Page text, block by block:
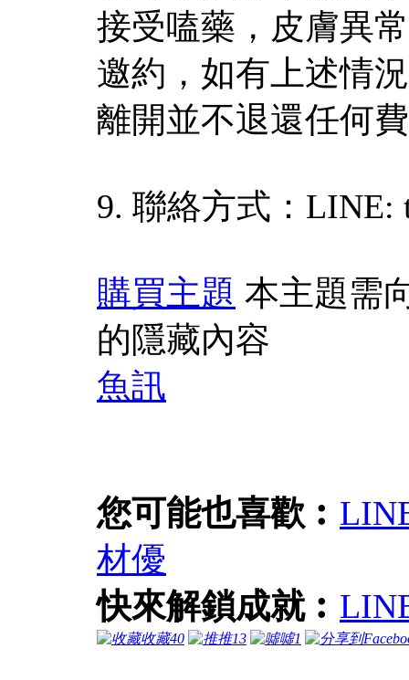
接受嗑藥，皮膚異
邀約，如有上述情
離開並不退還任何
9. 聯絡方式：
購買主題 本主題需
的隱藏內容
魚訊
您可能也喜歡︰
材優
快來解鎖成就︰
收藏40 推13 噓1